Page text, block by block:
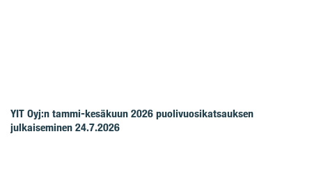
YIT Oyj:n tammi-kesäkuun 2026 puolivuosikatsauksen
julkaiseminen 24.7.2026